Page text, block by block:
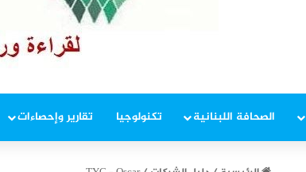
الصحافة اللبنانية تكنولوجيا تقارير وإحصاءات